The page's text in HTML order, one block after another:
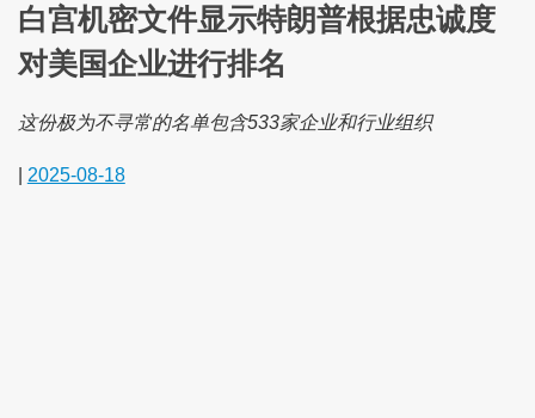
白宫机密文件显示特朗普根据忠诚度
对美国企业进行排名
这份极为不寻常的名单包含533家企业和行业组织
2025-08-18